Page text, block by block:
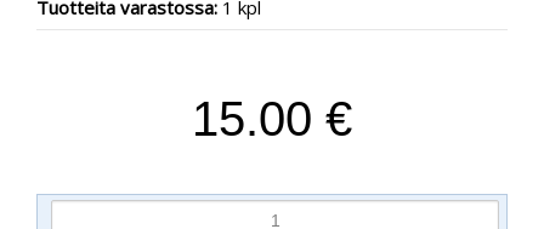
Tuotteita varastossa: 1 kpl
15.00 €